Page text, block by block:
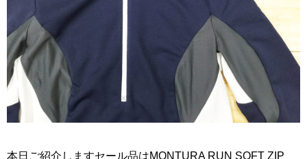
本日ご紹介しますセール品はMONTURA RUN SOFT ZIP